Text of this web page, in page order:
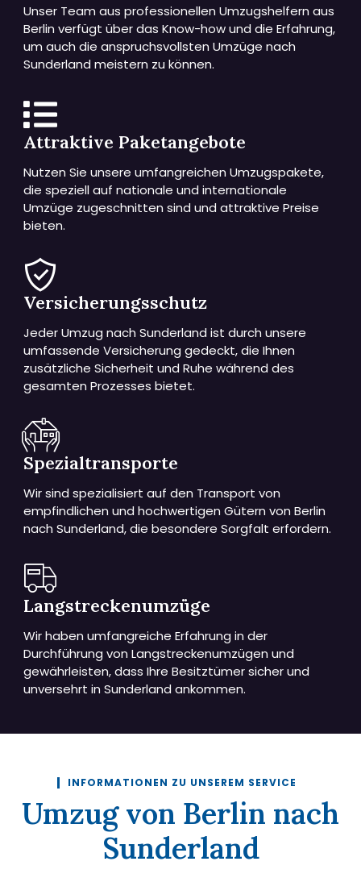
Unser Team aus professionellen Umzugshelfern aus
Berlin verfügt über das Know-how und die Erfahrung,
um auch die anspruchsvollsten Umzüge nach
Sunderland meistern zu können.
Attraktive Paketangebote
Nutzen Sie unsere umfangreichen Umzugspakete,
die speziell auf nationale und internationale
Umzüge zugeschnitten sind und attraktive Preise
bieten.
Versicherungsschutz
Jeder Umzug nach Sunderland ist durch unsere
umfassende Versicherung gedeckt, die Ihnen
zusätzliche Sicherheit und Ruhe während des
gesamten Prozesses bietet.
Spezialtransporte
Wir sind spezialisiert auf den Transport von
empfindlichen und hochwertigen Gütern von Berlin
nach Sunderland, die besondere Sorgfalt erfordern.
Langstreckenumzüge
Wir haben umfangreiche Erfahrung in der
Durchführung von Langstreckenumzügen und
gewährleisten, dass Ihre Besitztümer sicher und
unversehrt in Sunderland ankommen.
INFORMATIONEN ZU UNSEREM SERVICE
Umzug von Berlin nach
Sunderland